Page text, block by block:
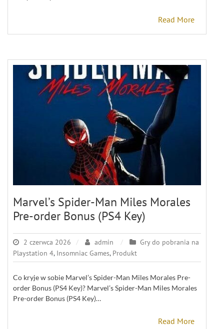
Read More
Marvel’s Spider-Man Miles Morales
Pre-order Bonus (PS4 Key)
2 czerwca 2026 admin
Gry do pobrania na
Playstation 4, Insomniac Games, Produkt
Co kryje w sobie Marvel’s Spider-Man Miles Morales Pre-
order Bonus (PS4 Key)? Marvel’s Spider-Man Miles Morales
Pre-order Bonus (PS4 Key)…
Read More